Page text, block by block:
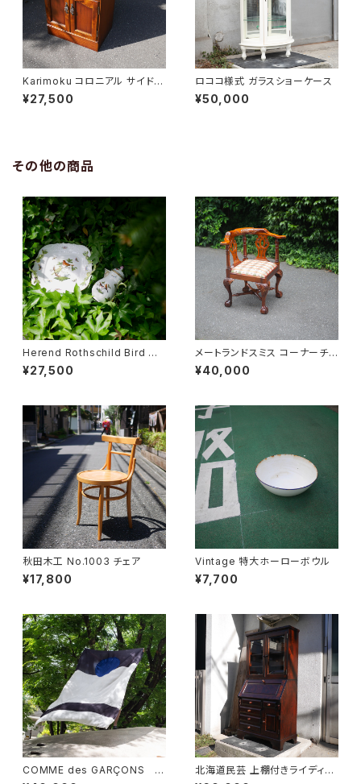
Karimoku コロニアル サイドキ
ャビネット
¥27,500
ロココ様式 ガラスショーケース
¥50,000
その他の商品
Herend Rothschild Bird ミ
ニティーポット
¥27,500
メートランドスミス コーナーチェ
ア
¥40,000
秋田木工 No.1003 チェア
¥17,800
Vintage 特大ホーローボウル
¥7,700
COMME des GARÇONS 一
北海道民芸 上棚付きライディン